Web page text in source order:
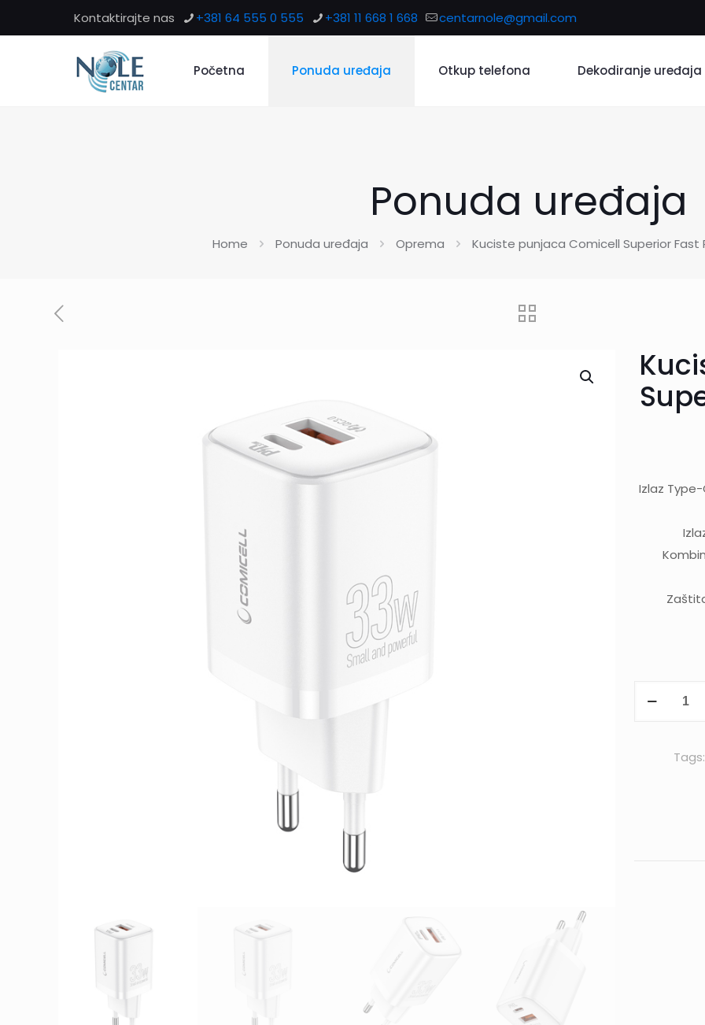
Kontaktirajte nas +381 64 555 0 555 +381 11 668 1 668 centarnole@gmail.com
Početna Ponuda uređaja Otkup telefona Dekodiranje uređaja
Ponuda uređaja
Home Ponuda uređaja Oprema Kuciste punjaca Comicell Superior Fast
Izlaz Type-
SuperiorTags: